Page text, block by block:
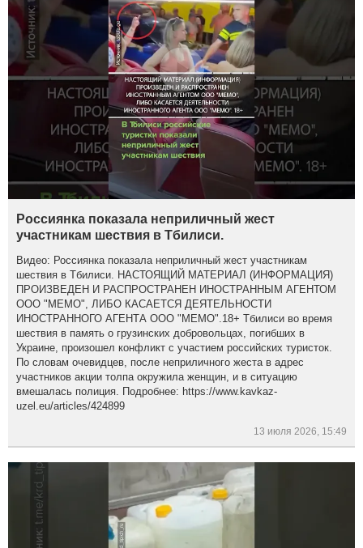
Россиянка показала неприличный жест
участникам шествия в Тбилиси.
Видео: Россиянка показала неприличный жест участникам
шествия в Тбилиси. НАСТОЯЩИЙ МАТЕРИАЛ (ИНФОРМАЦИЯ)
ПРОИЗВЕДЕН И РАСПРОСТРАНЕН ИНОСТРАННЫМ АГЕНТОМ
ООО "МЕМО", ЛИБО КАСАЕТСЯ ДЕЯТЕЛЬНОСТИ
ИНОСТРАННОГО АГЕНТА ООО "МЕМО".18+ Тбилиси во время
шествия в память о грузинских добровольцах, погибших в
Украине, произошел конфликт с участием российских туристок.
По словам очевидцев, после неприличного жеста в адрес
участников акции толпа окружила женщин, и в ситуацию
вмешалась полиция. Подробнее: https://www.kavkaz-
uzel.eu/articles/424899
13 июля 2026, 15:49